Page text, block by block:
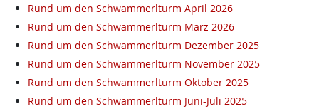
Rund um den Schwammerlturm April 2026
Rund um den Schwammerlturm März 2026
Rund um den Schwammerlturm Dezember 2025
Rund um den Schwammerlturm November 2025
Rund um den Schwammerlturm Oktober 2025
Rund um den Schwammerlturm Juni-Juli 2025